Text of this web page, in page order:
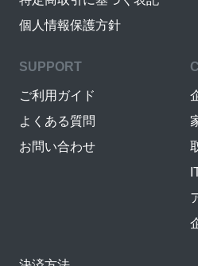
個人情報保護方針
SUPPORT
ご利用ガイド
よくある質問
お問い合わせ